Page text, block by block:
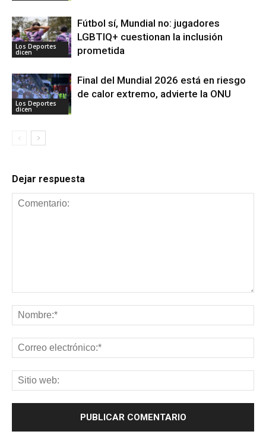
Los Deportes
dicen
Fútbol sí, Mundial no: jugadores
LGBTIQ+ cuestionan la inclusión
prometida
Los Deportes
dicen
Final del Mundial 2026 está en riesgo
de calor extremo, advierte la ONU
Dejar respuesta